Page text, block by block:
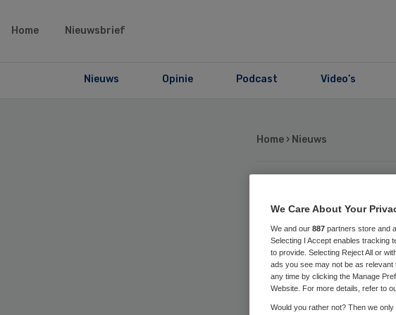
Home Nieuwsbrief
Nieuws Opinie Podcast Video’s
Home › Nieuws
Meer
We Care About Your
We and our 887 partners store and
Selecting I Accept enables tracking
to provide. Selecting Reject All or
ads you see may not be as
any time by clicking the Manage
Website. For more details, refer to
Would you rather not? Then we